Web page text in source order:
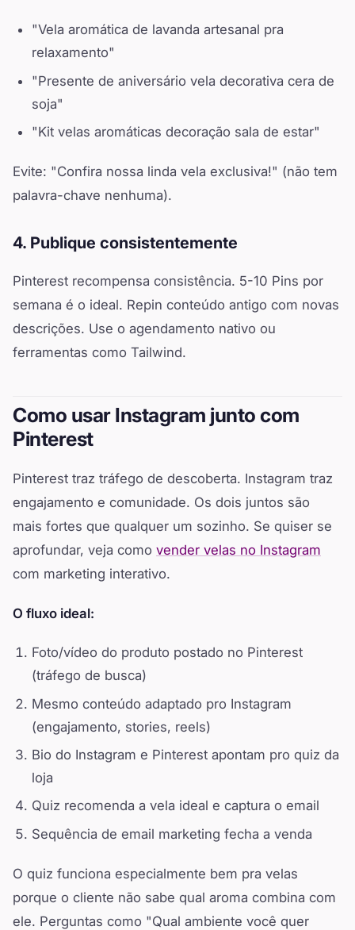
"Vela aromática de lavanda artesanal pra
relaxamento"
"Presente de aniversário vela decorativa cera de
soja"
"Kit velas aromáticas decoração sala de estar"
Evite: "Confira nossa linda vela exclusiva!" (não tem
palavra-chave nenhuma).
4. Publique consistentemente
Pinterest recompensa consistência. 5-10 Pins por
semana é o ideal. Repin conteúdo antigo com novas
descrições. Use o agendamento nativo ou
ferramentas como Tailwind.
Como usar Instagram junto com
Pinterest
Pinterest traz tráfego de descoberta. Instagram traz
engajamento e comunidade. Os dois juntos são
mais fortes que qualquer um sozinho. Se quiser se
aprofundar, veja como vender velas no Instagram
com marketing interativo.
O fluxo ideal:
Foto/vídeo do produto postado no Pinterest
(tráfego de busca)
Mesmo conteúdo adaptado pro Instagram
(engajamento, stories, reels)
Bio do Instagram e Pinterest apontam pro quiz da
loja
Quiz recomenda a vela ideal e captura o email
Sequência de email marketing fecha a venda
O quiz funciona especialmente bem pra velas
porque o cliente não sabe qual aroma combina com
ele. Perguntas como "Qual ambiente você quer